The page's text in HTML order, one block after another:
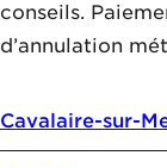
conseils.
d’annulation
Cavalaire-sur-